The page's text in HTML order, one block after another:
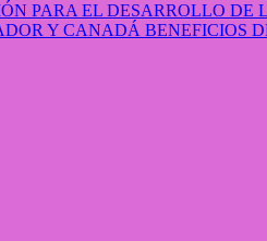
PARA EL DESARROLLO DE
BENEFICIOS